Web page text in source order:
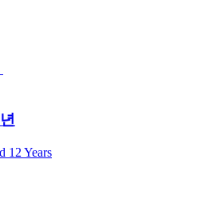
12 Years